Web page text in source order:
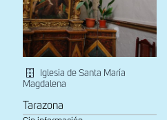
Iglesia de Santa María
Magdalena
Tarazona